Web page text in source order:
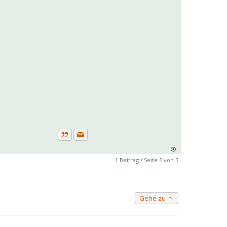
ZitatPrivate Nachricht senden
1 Beitrag • Seite 1 von 1
Gehe zu